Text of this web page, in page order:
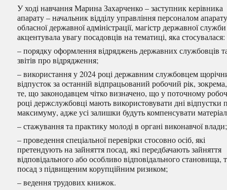
У ході навчання Марина Захарченко – заступник керівника
апарату – начальник відділу управління персоналом
обласної державної адміністрації, магістр державної служби
акцентувала увагу посадовців на тематиці, яка стосувалася:
– порядку оформлення відряджень державних службовців
звітів про відрядження;
– використання у 2024 році державним службовцем
відпусток за останній відпрацьований робочий рік,
те, що законодавцем чітко визначено, що у поточному
році держслужбовці мають використовувати дні відпустки
максимуму, адже усі залишки будуть компенсувати
– стажування та практику молоді в органі виконавчої влади;
– проведення спеціальної перевірки стосовно осіб, які
претендують на зайняття посад, які передбачають зайняття
відповідального або особливо відповідального становища,
посад з підвищеним корупційним ризиком;
– ведення трудових книжок.